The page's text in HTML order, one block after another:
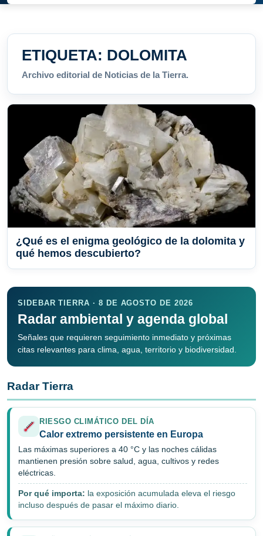
ETIQUETA: DOLOMITA
Archivo editorial de Noticias de la Tierra.
¿Qué es el enigma geológico de la dolomita y
qué hemos descubierto?
SIDEBAR TIERRA · 8 DE AGOSTO DE 2026
Radar ambiental y agenda global
Señales que requieren seguimiento inmediato y próximas
citas relevantes para clima, agua, territorio y biodiversidad.
Radar Tierra
RIESGO CLIMÁTICO DEL DÍA
Calor extremo persistente en Europa
Las máximas superiores a 40 °C y las noches cálidas
mantienen presión sobre salud, agua, cultivos y redes
eléctricas.
Por qué importa: la exposición acumulada eleva el riesgo
incluso después de pasar el máximo diario.